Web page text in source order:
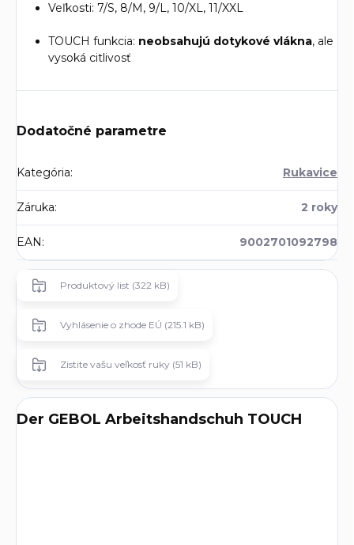
Veľkosti: 7/S, 8/M, 9/L, 10/XL, 11/XXL
TOUCH funkcia: neobsahujú dotykové vlákna, ale
vysoká citlivosť
Dodatočné parametre
Kategória: Rukavice
Záruka: 2 roky
EAN: 9002701092798
Produktový list (322 kB)
Vyhlásenie o zhode EÚ (215.1 kB)
Zistite vašu veľkosť ruky (51 kB)
Der GEBOL Arbeitshandschuh TOUCH